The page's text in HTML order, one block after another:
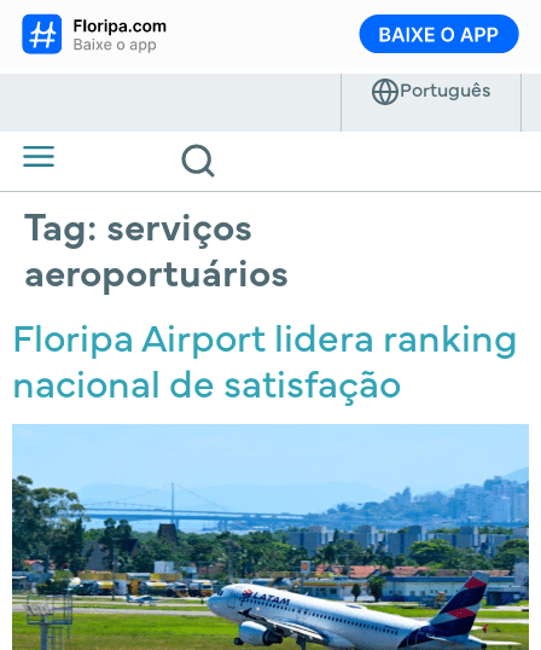
Tag: serviços
aeroportuários
Floripa Airport lidera ranking
nacional de satisfação